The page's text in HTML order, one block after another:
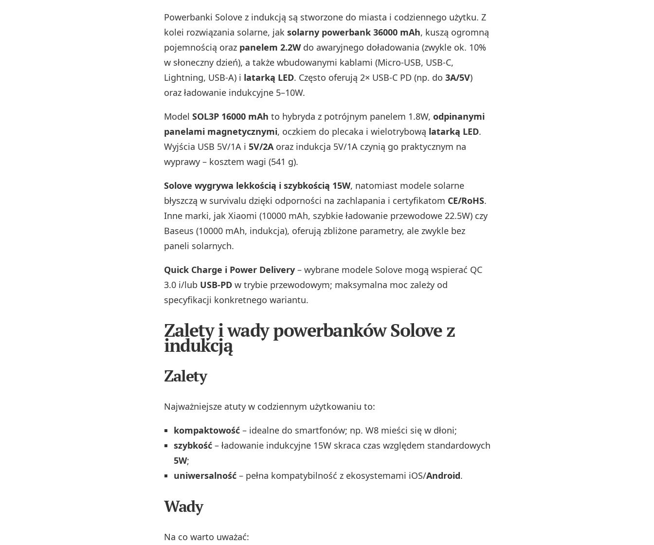
Powerbanki Solove z indukcją są stworzone do miasta i codziennego użytku. Z
kolei rozwiązania solarne, jak solarny powerbank 36000 mAh, kuszą ogromną
pojemnością oraz panelem 2.2Wdo awaryjnego doładowania (zwykle ok. 10%
w słoneczny dzień), a także wbudowanymi kablami (Micro‑USB, USB‑C,
Lightning, USB‑A) i latarką LED. Często oferują 2× USB‑C PD (np. do 3A/5V)
oraz ładowanie indukcyjne 5–10W.
Model SOL3P 16000 mAh to hybryda z potrójnym panelem 1.8W, odpinanymi
panelami magnetycznymi, oczkiem do plecaka i wielotrybową latarką LED.
Wyjścia USB 5V/1A i 5V/2Aoraz indukcja 5V/1A czynią go praktycznym na
wyprawy – kosztem wagi (541 g).
Solove wygrywa lekkością i szybkością 15W, natomiast modele solarne
błyszczą w survivalu dzięki odporności na zachlapania i certyfikatom CE/RoHS.
Inne marki, jak Xiaomi (10000 mAh, szybkie ładowanie przewodowe 22.5W) czy
Baseus (10000 mAh, indukcja), oferują zbliżone parametry, ale zwykle bez
paneli solarnych.
Quick Charge i Power Delivery – wybrane modele Solove mogą wspierać QC
3.0 i/lub USB‑PD w trybie przewodowym; maksymalna moc zależy od
specyfikacji konkretnego wariantu.
Zalety i wady powerbanków Solove z
indukcją
Zalety
Najważniejsze atuty w codziennym użytkowaniu to:
kompaktowość – idealne do smartfonów; np. W8 mieści się w dłoni;
szybkość – ładowanie indukcyjne 15W skraca czas względem standardowych
5W;
uniwersalność – pełna kompatybilność z ekosystemami iOS/Android.
Wady
Na co warto uważać: